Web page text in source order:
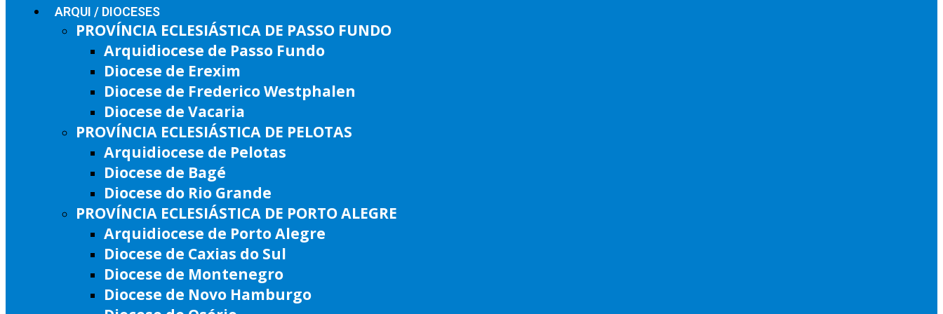
ARQUI / DIOCESES
PROVÍNCIA ECLESIÁSTICA DE PASSO FUNDO
Arquidiocese de Passo Fundo
Diocese de Erexim
Diocese de Frederico Westphalen
Diocese de Vacaria
PROVÍNCIA ECLESIÁSTICA DE PELOTAS
Arquidiocese de Pelotas
Diocese de Bagé
Diocese do Rio Grande
PROVÍNCIA ECLESIÁSTICA DE PORTO ALEGRE
Arquidiocese de Porto Alegre
Diocese de Caxias do Sul
Diocese de Montenegro
Diocese de Novo Hamburgo